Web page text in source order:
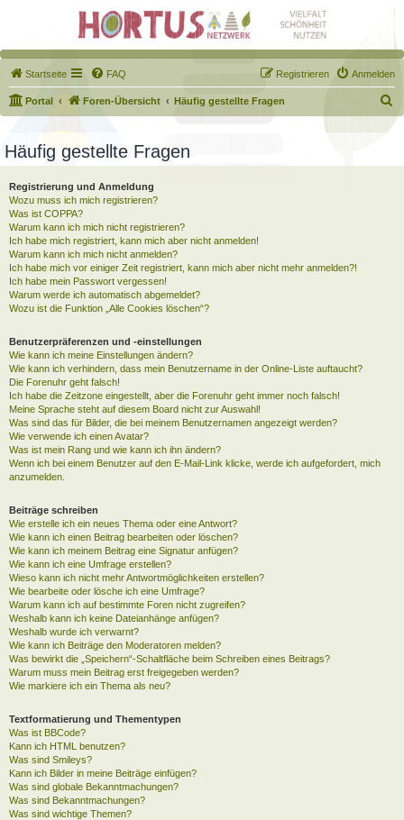
Startseite FAQ Anmelden
Registrieren
Portal Foren-Übersicht Häufig gestellte Fragen
u
h
Häufig gestellte Fragen
Registrierung und Anmeldung
Wozu muss ich mich registrieren?
Was ist COPPA?
Warum kann ich mich nicht registrieren?
Ich habe mich registriert, kann mich aber nicht anmelden!
Warum kann ich mich nicht anmelden?
Ich habe mich vor einiger Zeit registriert, kann mich aber nicht mehr anmelden?!
Ich habe mein Passwort vergessen!
Warum werde ich automatisch abgemeldet?
Wozu ist die Funktion „Alle Cookies löschen“?
Benutzerpräferenzen und -einstellungen
Wie kann ich meine Einstellungen ändern?
Wie kann ich verhindern, dass mein Benutzername in der Online-Liste auftaucht?
Die Forenuhr geht falsch!
Ich habe die Zeitzone eingestellt, aber die Forenuhr geht immer noch falsch!
Meine Sprache steht auf diesem Board nicht zur Auswahl!
Was sind das für Bilder, die bei meinem Benutzernamen angezeigt werden?
Wie verwende ich einen Avatar?
Was ist mein Rang und wie kann ich ihn ändern?
Wenn ich bei einem Benutzer auf den E-Mail-Link klicke, werde ich aufgefordert, mich
anzumelden.
Beiträge schreiben
Wie erstelle ich ein neues Thema oder eine Antwort?
Wie kann ich einen Beitrag bearbeiten oder löschen?
Wie kann ich meinem Beitrag eine Signatur anfügen?
Wie kann ich eine Umfrage erstellen?
Wieso kann ich nicht mehr Antwortmöglichkeiten erstellen?
Wie bearbeite oder lösche ich eine Umfrage?
Warum kann ich auf bestimmte Foren nicht zugreifen?
Weshalb kann ich keine Dateianhänge anfügen?
Weshalb wurde ich verwarnt?
Wie kann ich Beiträge den Moderatoren melden?
Was bewirkt die „Speichern“-Schaltfläche beim Schreiben eines Beitrags?
Warum muss mein Beitrag erst freigegeben werden?
Wie markiere ich ein Thema als neu?
Textformatierung und Thementypen
Was ist BBCode?
Kann ich HTML benutzen?
Was sind Smileys?
Kann ich Bilder in meine Beiträge einfügen?
Was sind globale Bekanntmachungen?
Was sind Bekanntmachungen?
Was sind wichtige Themen?